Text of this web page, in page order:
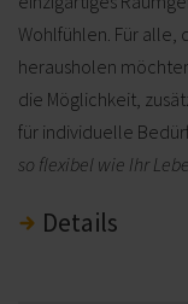
Wohlfühlen. Für alle,
herausholen
die Möglichkeit,
für individuelle
so flexibel wie Ihr
Details